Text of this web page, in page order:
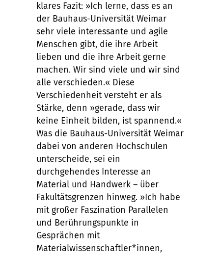
klares Fazit: »Ich lerne, dass es an
der Bauhaus-Universität Weimar
sehr viele interessante und agile
Menschen gibt, die ihre Arbeit
lieben und die ihre Arbeit gerne
machen. Wir sind viele und wir sind
alle verschieden.« Diese
Verschiedenheit versteht er als
Stärke, denn »gerade, dass wir
keine Einheit bilden, ist spannend.«
Was die Bauhaus-Universität Weimar
dabei von anderen Hochschulen
unterscheide, sei ein
durchgehendes Interesse an
Material und Handwerk – über
Fakultätsgrenzen hinweg. »Ich habe
mit großer Faszination Parallelen
und Berührungspunkte in
Gesprächen mit
Materialwissenschaftler*innen,